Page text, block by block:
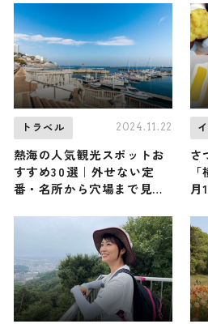
で
トラベル 2024.11.22
熱海の人気観光スポットお
すすめ30選｜外せない定
番・名所から穴場まで見ど
さ
月